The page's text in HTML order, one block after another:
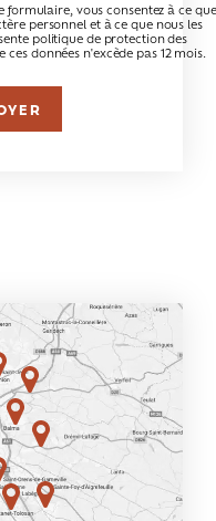
formulaire, vous consentez à ce que
personnel et à ce que nous les
politique de protection des
données n'excède pas 12 mois.